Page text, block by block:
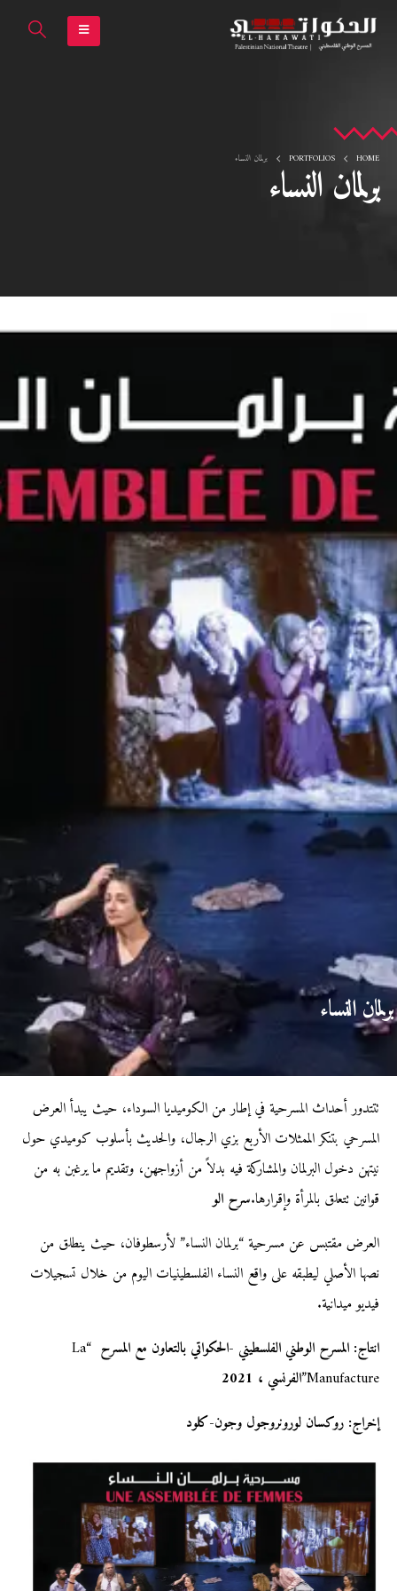
HOME
PORTFOLIOS برلمان النساءبرلمان النساء
برلمان النساء
تتتدور أحداث المسرحية في إطار من الكوميديا السوداء، حيث يبدأ العرض
المسرحي بتنكر الممثلات الأربع بزي الرجال، والحديث بأسلوب كوميدي حول
نيتهن دخول البرلمان والمشاركة فيه بدلاً من أزواجهن، وتقديم ما يرغبن به من
قوانين تتعلق بالمرأة وإقرارها.سرح الو
العرض مقتبس عن مسرحية “برلمان النساء” لأرسطوفان، حيث ينطلق من
نصها الأصلي ليطبقه على واقع النساء الفلسطينيات اليوم من خلال تسجيلات
فيديو ميدانية.
انتاج: المسرح الوطني الفلسطيني -الحكواتي بالتعاون مع المسرح
“La
Manufacture” الفرنسي ، 2021
إخراج: روكسان لورونروجول وجون-كلود